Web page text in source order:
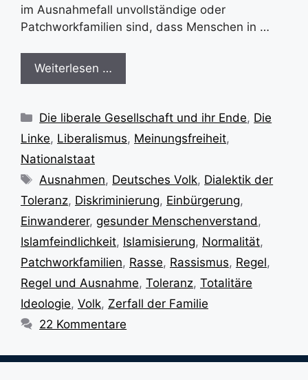
im Ausnahmefall unvollständige oder
Patchworkfamilien sind, dass Menschen in …
Weiterlesen …
Kategorien
Die liberale Gesellschaft und ihr Ende, Die
Linke, Liberalismus, Meinungsfreiheit,
Nationalstaat
Schlagwörter
Ausnahmen, Deutsches Volk, Dialektik der
Toleranz, Diskriminierung, Einbürgerung,
Einwanderer, gesunder Menschenverstand,
Islamfeindlichkeit, Islamisierung, Normalität,
Patchworkfamilien, Rasse, Rassismus, Regel,
Regel und Ausnahme, Toleranz, Totalitäre
Ideologie, Volk, Zerfall der Familie
22 Kommentare